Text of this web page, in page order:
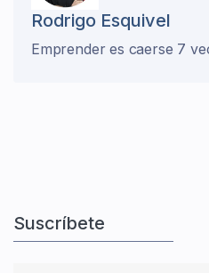
Rodrigo Esquivel
Emprender es caerse 7
Suscríbete